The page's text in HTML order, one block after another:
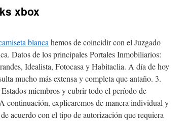
xbox
blanca hemos de coincidir con el Juzgado
Datos de los principales Portales Inmobiliarios:
Idealista, Fotocasa y Habitaclia. A día de hoy
mucho más extensa y completa que antaño. 3.
miembros y cubrir todo el período de
continuación, explicaremos de manera individual y
acuerdo con el tipo de autorización que requiera